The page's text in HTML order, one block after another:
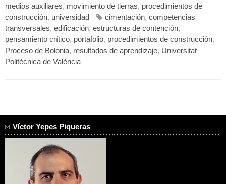
medios auxiliares, movimiento de tierras, procedimientos de
construcción, universidad cimentación, competencias
transversales, edificación, estructuras de contención,
pensamiento crítico, portafolio, procedimientos de construcción,
Proceso de Bolonia, resultados de aprendizaje, Universitat
Politècnica de València
Víctor Yepes Piqueras